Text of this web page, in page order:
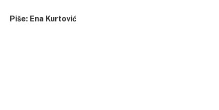
Piše: Ena Kurtović